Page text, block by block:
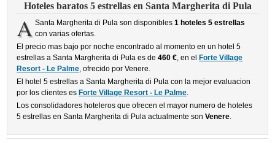
Hoteles baratos 5 estrellas en Santa Margherita di Pula
A Santa Margherita di Pula son disponibles 1 hoteles 5 estrellas
con varias ofertas.
El precio mas bajo por noche encontrado al momento en un hotel 5
estrellas a Santa Margherita di Pula es de460 €, en el
Forte Village
Resort - Le Palme, ofrecido por Venere.
El hotel 5 estrellas a Santa Margherita di Pula con la mejor evaluacion
por los clientes es Forte Village Resort - Le Palme.
Los consolidadores hoteleros que ofrecen el mayor numero de hoteles
5 estrellas en Santa Margherita di Pula actualmente sonVenere.